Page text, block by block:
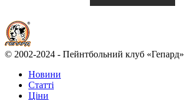
© 2002-2024 - Пейнтбольний клуб «Гепард»
Новини
Статті
Ціни